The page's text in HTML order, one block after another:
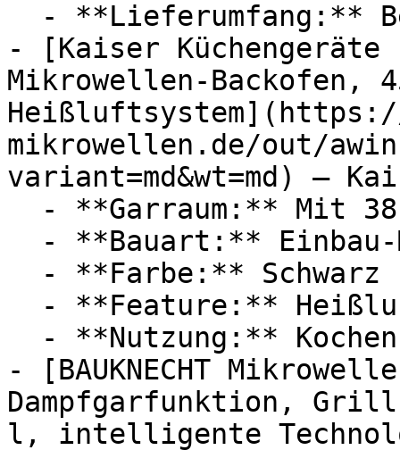
- [Kaiser
Mikrowellen-Backofen,
Heißluftsystem](https://
mikrowellen.de/out/
variant=md&wt=md) —
- [BAUKNECHT
Dampfgarfunktion,
l, intelligente